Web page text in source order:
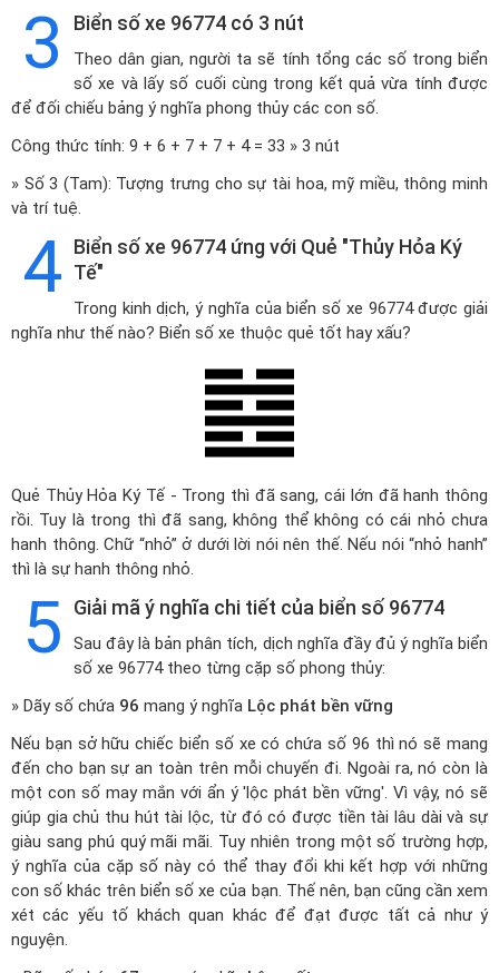
3 Biển số xe 96774 có 3 nút
Theo dân gian, người ta sẽ tính tổng các số trong biển
số xe và lấy số cuối cùng trong kết quả vừa tính được
để đối chiếu bảng ý nghĩa phong thủy các con số.
Công thức tính: 9 + 6 + 7 + 7 + 4 = 33 » 3 nút
» Số 3 (Tam): Tượng trưng cho sự tài hoa, mỹ miều, thông minh
và trí tuệ.
4 Biển số xe 96774 ứng với Quẻ "Thủy Hỏa Ký
Tế"
Trong kinh dịch, ý nghĩa của biển số xe 96774 được giải
nghĩa như thế nào? Biển số xe thuộc quẻ tốt hay xấu?
Quẻ Thủy Hỏa Ký Tế - Trong thì đã sang, cái lớn đã hanh thông
rồi. Tuy là trong thì đã sang, không thể không có cái nhỏ chưa
hanh thông. Chữ “nhỏ” ở dưới lời nói nên thế. Nếu nói “nhỏ hanh”
thì là sự hanh thông nhỏ.
5 Giải mã ý nghĩa chi tiết của biển số 96774
Sau đây là bản phân tích, dịch nghĩa đầy đủ ý nghĩa biển
số xe 96774 theo từng cặp số phong thủy:
» Dãy số chứa 96 mang ý nghĩa Lộc phát bền vững
Nếu bạn sở hữu chiếc biển số xe có chứa số 96 thì nó sẽ mang
đến cho bạn sự an toàn trên mỗi chuyến đi. Ngoài ra, nó còn là
một con số may mắn với ẩn ý 'lộc phát bền vững'. Vì vậy, nó sẽ
giúp gia chủ thu hút tài lộc, từ đó có được tiền tài lâu dài và sự
giàu sang phú quý mãi mãi. Tuy nhiên trong một số trường hợp,
ý nghĩa của cặp số này có thể thay đổi khi kết hợp với những
con số khác trên biển số xe của bạn. Thế nên, bạn cũng cần xem
xét các yếu tố khách quan khác để đạt được tất cả như ý
nguyện.